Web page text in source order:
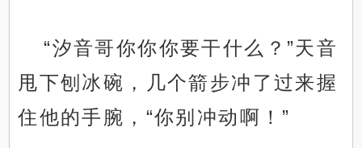
“汐音哥你你你要干什么？”天音
甩下刨冰碗，几个箭步冲了过来握
住他的手腕，“你别冲动啊！”